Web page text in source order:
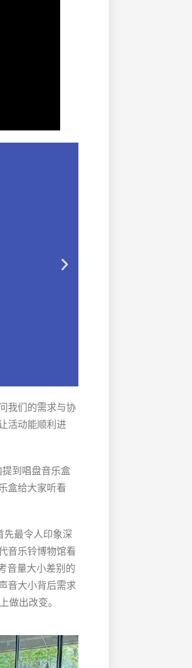
我们的需求与协
活动能顺利进
到唱盘音乐盒
盒给大家听看
最令人印象深
音乐铃博物馆看
音量大小差别的
音大小背后需求
做出改变。